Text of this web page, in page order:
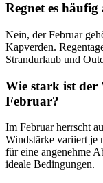
Regnet es
Nein, der Februar
Kapverden.
Strandurlaub und
Wie stark ist
Februar?
Im Februar herrscht
Windstärke variiert je
für eine angenehme
ideale Bedingungen.